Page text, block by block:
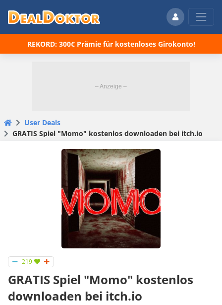
REKORD: 300€ Prämie für kostenloses Girokonto!
User Deals
GRATIS Spiel "Momo" kostenlos downloaden bei itch.io
219
GRATIS Spiel "Momo" kostenlos
downloaden bei itch.io